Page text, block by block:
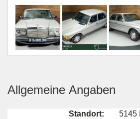
Allgemeine Angaben
Standort:
5145